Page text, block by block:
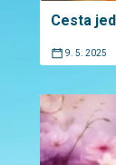
Cesta
9. 5. 2025